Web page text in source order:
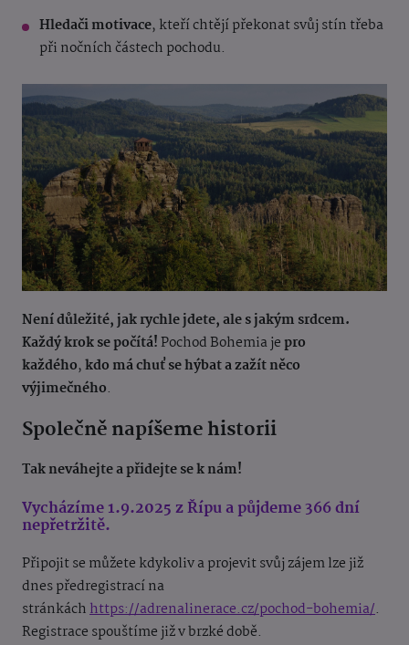
Hledači motivace, kteří chtějí překonat svůj stín třeba
při nočních částech pochodu.
Není důležité, jak rychle jdete, ale s jakým srdcem.
Každý krok se počítá!Pochod Bohemia je pro
každého,kdo má chuť se hýbat a zažít něco
výjimečného.
Společně napíšeme historii
Tak neváhejte a přidejte se k nám!
Vycházíme 1.9.2025 z Řípu a půjdeme 366 dní
nepřetržitě.
Připojit se můžete kdykoliv a projevit svůj zájem lze již
dnes předregistrací na
stránkáchhttps://adrenalinerace.cz/pochod-bohemia/.
Registrace spouštíme již v brzké době.